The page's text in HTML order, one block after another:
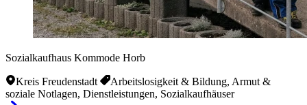
Sozialkaufhaus Kommode Horb
Kreis Freudenstadt
Arbeitslosigkeit & Bildung, Armut &
soziale Notlagen, Dienstleistungen, Sozialkaufhäuser